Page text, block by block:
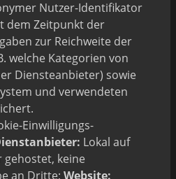
Nutzer-Identifikator
dem Zeitpunkt der
zur Reichweite der
welche Kategorien von
Diensteanbieter) sowie
und verwendeten
Einwilligungs-
Lokal auf
gehostet, keine
an Dritte; Website: